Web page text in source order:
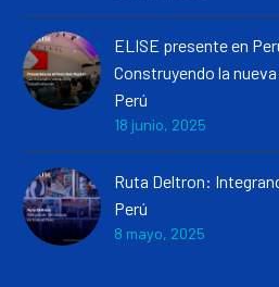
ELISE presente en
Construyendo la
Perú
18 junio, 2025
Ruta Deltron:
Perú
8 mayo, 2025